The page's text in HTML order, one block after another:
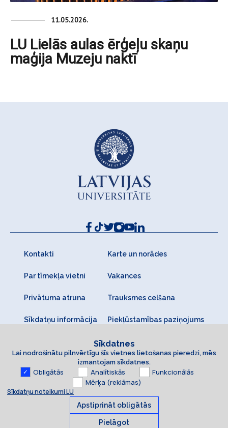
11.05.2026.
LU Lielās aulas ērģeļu skaņu
maģija Muzeju naktī
Kontakti Karte un norādes
Par tīmekļa vietni Vakances
Privātuma atruna Trauksmes celšana
Sīkdatņu informācija Piekļūstamības paziņojums
Sīkdatnes
Lai nodrošinātu pilnvērtīgu šīs vietnes lietošanas pieredzi, mēs
izmantojam sīkdatnes.
Obligātās Analītiskās
Funkcionālās
Mērķa (reklāmas)
Sīkdatņu noteikumi LU
Apstiprināt obligātās
Pielāgot